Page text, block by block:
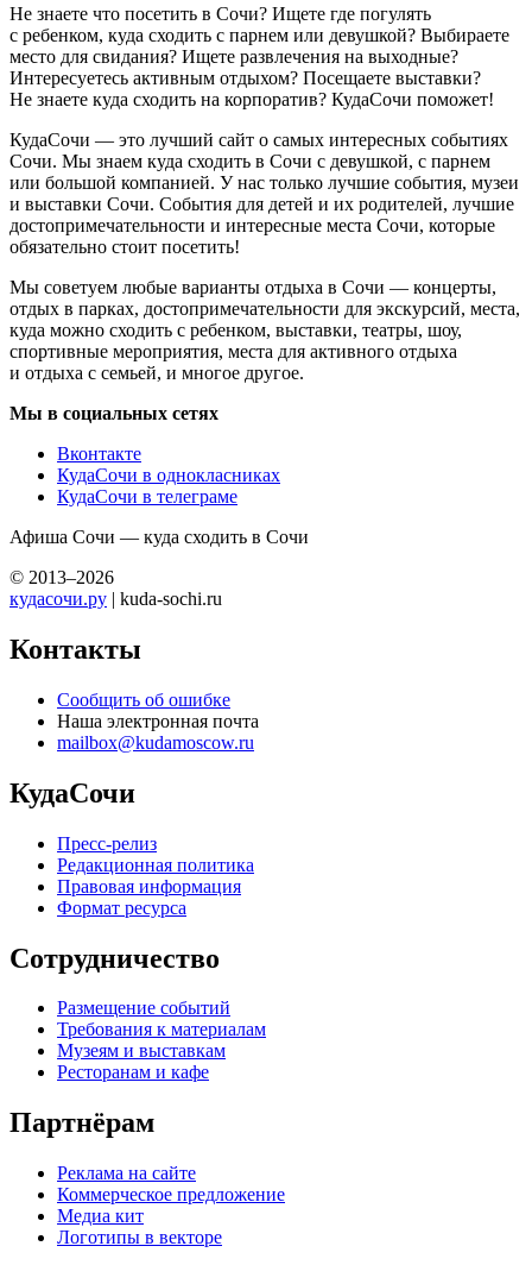
Не знаете что посетить в Сочи? Ищете где погулять
с ребенком, куда сходить с парнем или девушкой? Выбираете
место для свидания? Ищете развлечения на выходные?
Интересуетесь активным отдыхом? Посещаете выставки?
Не знаете куда сходить на корпоратив? КудаСочи поможет!
КудаСочи — это лучший сайт о самых интересных событиях
Сочи. Мы знаем куда сходить в Сочи с девушкой, с парнем
или большой компанией. У нас только лучшие события, музеи
и выставки Сочи. События для детей и их родителей, лучшие
достопримечательности и интересные места Сочи, которые
обязательно стоит посетить!
Мы советуем любые варианты отдыха в Сочи — концерты,
отдых в парках, достопримечательности для экскурсий, места,
куда можно сходить с ребенком, выставки, театры, шоу,
спортивные мероприятия, места для активного отдыха
и отдыха с семьей, и многое другое.
Мы в социальных сетях
Вконтакте
КудаСочи в однокласниках
КудаСочи в телеграме
Афиша Сочи — куда сходить в Сочи
© 2013–2026
кудасочи.ру | kuda-sochi.ru
Контакты
Сообщить об ошибке
Наша электронная почта
mailbox@kudamoscow.ru
КудаСочи
Пресс-релиз
Редакционная политика
Правовая информация
Формат ресурса
Сотрудничество
Размещение событий
Требования к материалам
Музеям и выставкам
Ресторанам и кафе
Партнёрам
Реклама на сайте
Коммерческое предложение
Медиа кит
Логотипы в векторе